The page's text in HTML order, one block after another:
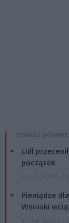
ZOBACZ
Lidl
początek
Pieniądze
Wnioski